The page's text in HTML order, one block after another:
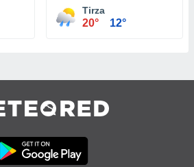
Tirza
20° 12°